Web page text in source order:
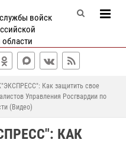
войск
Как защитить свое
Управления Росгвардии по
(Видео)
КАК